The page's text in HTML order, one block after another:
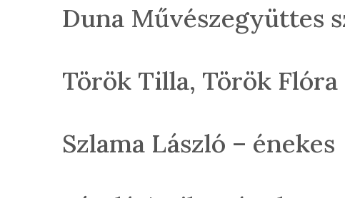
Duna Művészegyüttes
Török Tilla, Török Flóra
Szlama László – énekes